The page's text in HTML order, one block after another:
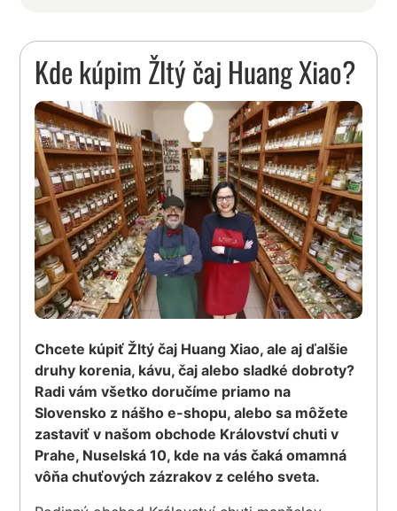
Kde kúpim Žltý čaj Huang Xiao?
Chcete kúpiť Žltý čaj Huang Xiao, ale aj ďalšie
druhy korenia, kávu, čaj alebo sladké dobroty?
Radi vám všetko doručíme priamo na
Slovensko z nášho e-shopu, alebo sa môžete
zastaviť v našom obchode Království chuti v
Prahe, Nuselská 10, kde na vás čaká omamná
vôňa chuťových zázrakov z celého sveta.